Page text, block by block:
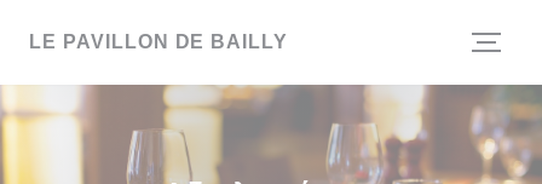
LE PAVILLON DE BAILLY